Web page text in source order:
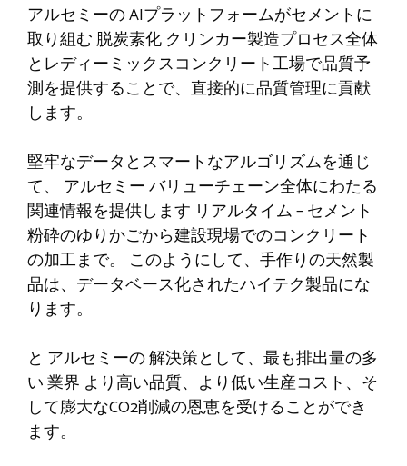
アルセミーのAIプラットフォームがセメントに
取り組む脱炭素化 クリンカー製造プロセス全体
とレディーミックスコンクリート工場で品質予
測を提供することで、直接的に品質管理に貢献
します。
堅牢なデータとスマートなアルゴリズムを通じ
て、 アルセミーバリューチェーン全体にわたる
関連情報を提供します リアルタイム–セメント
粉砕のゆりかごから建設現場でのコンクリート
の加工まで。 このようにして、手作りの天然製
品は、データベース化されたハイテク製品にな
ります。
と アルセミーの解決策として、最も排出量の多
い業界 より高い品質、より低い生産コスト、そ
して膨大なCO2削減の恩恵を受けることができ
ます。